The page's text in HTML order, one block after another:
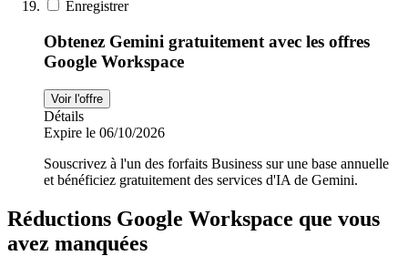
Enregistrer
Obtenez Gemini gratuitement avec les offres
Google Workspace
Voir l'offre
Détails
Expire le 06/10/2026
Souscrivez à l'un des forfaits Business sur une base annuelle
et bénéficiez gratuitement des services d'IA de Gemini.
Réductions Google Workspace que vous
avez manquées